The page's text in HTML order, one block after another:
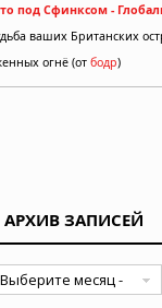
под Сфинксом -
ваших Британских
огнё (от бодр)
АРХИВ ЗАПИСЕЙ